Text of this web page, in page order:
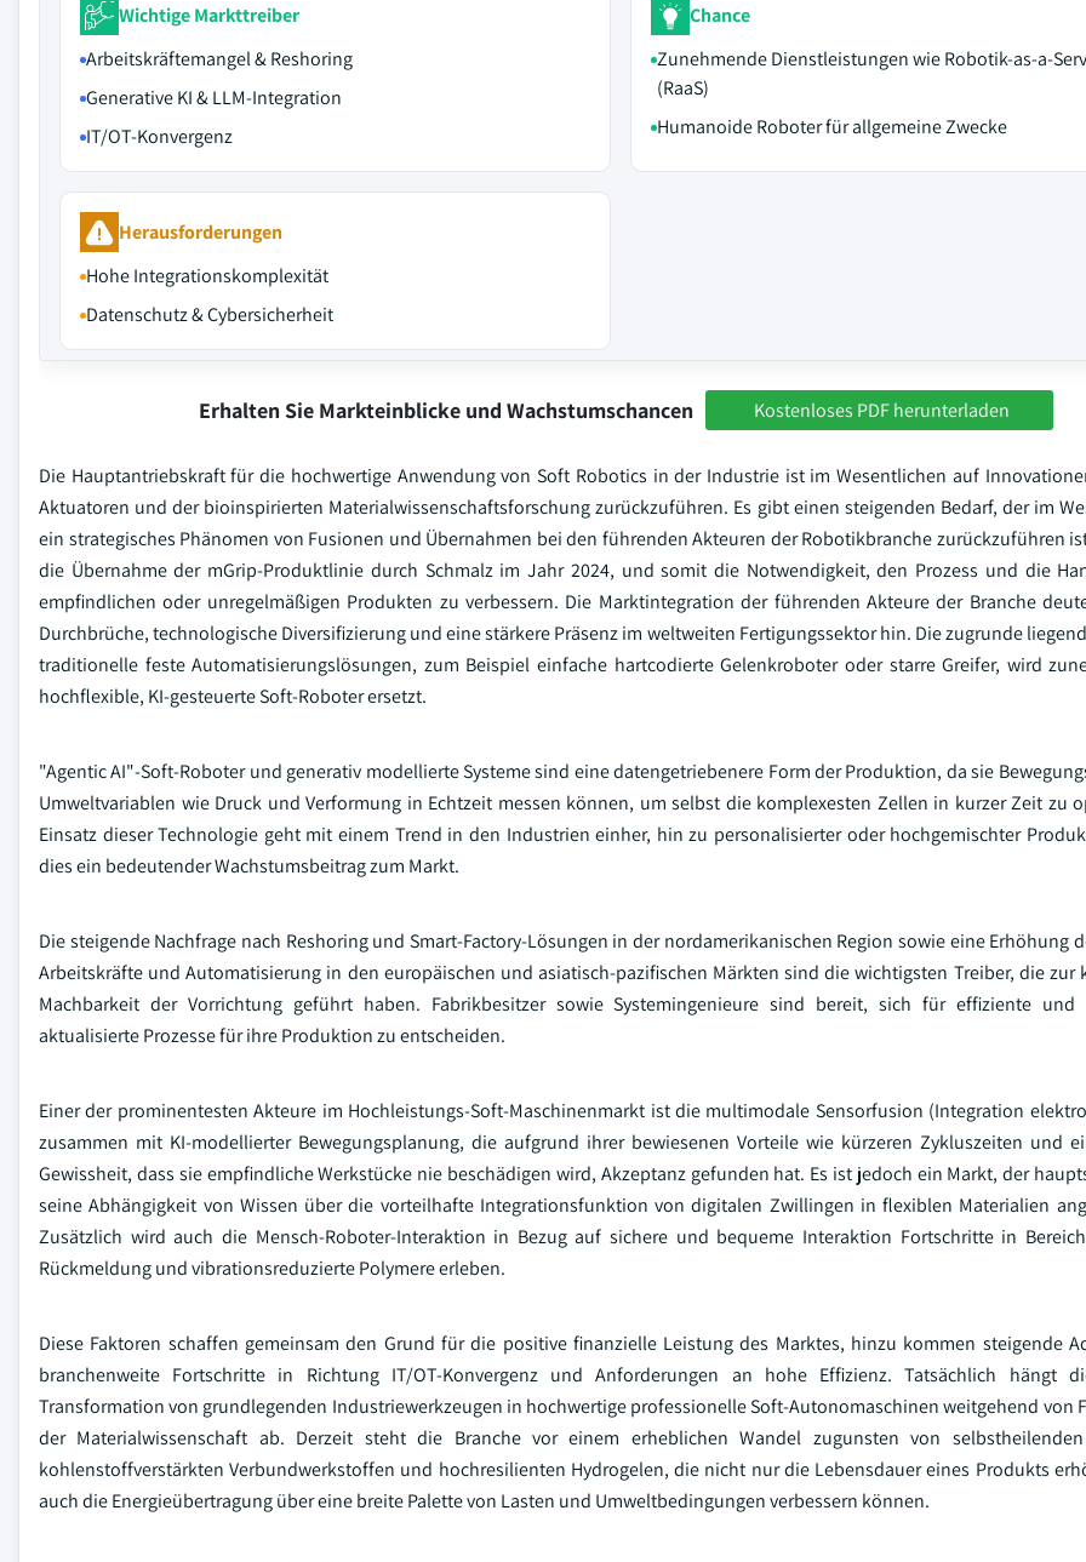
Wichtige Markttreiber
Arbeitskräftemangel & Reshoring
Generative KI & LLM-Integration
IT/OT-Konvergenz
Chance
Zunehmende Dienstleistungen wie Robotik-as-a-
(RaaS)
Humanoide Roboter für allgemeine Zwecke
Herausforderungen
Hohe Integrationskomplexität
Datenschutz & Cybersicherheit
Erhalten Sie Markteinblicke und Wachstumschancen Kostenloses PDF herunterladen
Die Hauptantriebskraft für die hochwertige Anwendung von Soft Robotics in der Industrie ist im Wesentlichen auf
Aktuatoren und der bioinspirierten Materialwissenschaftsforschung zurückzuführen. Es gibt einen steigenden Bedarf, der im
ein strategisches Phänomen von Fusionen und Übernahmen bei den führenden Akteuren der Robotikbranche zurückzuführen
die Übernahme der mGrip-Produktlinie durch Schmalz im Jahr 2024, und somit die Notwendigkeit, den Prozess und die
empfindlichen oder unregelmäßigen Produkten zu verbessern. Die Marktintegration der führenden Akteure der Branche
Durchbrüche, technologische Diversifizierung und eine stärkere Präsenz im weltweiten Fertigungssektor hin. Die zugrunde
traditionelle feste Automatisierungslösungen, zum Beispiel einfache hartcodierte Gelenkroboter oder starre Greifer, wird
hochflexible, KI-gesteuerte Soft-Roboter ersetzt.
"Agentic AI"-Soft-Roboter und generativ modellierte Systeme sind eine datengetriebenere Form der Produktion, da sie
Umweltvariablen wie Druck und Verformung in Echtzeit messen können, um selbst die komplexesten Zellen in kurzer Zeit zu
Einsatz dieser Technologie geht mit einem Trend in den Industrien einher, hin zu personalisierter oder hochgemischter
dies ein bedeutender Wachstumsbeitrag zum Markt.
Die steigende Nachfrage nach Reshoring und Smart-Factory-Lösungen in der nordamerikanischen Region sowie eine Erhöhung
Arbeitskräfte und Automatisierung in den europäischen und asiatisch-pazifischen Märkten sind die wichtigsten Treiber, die zur
Machbarkeit der Vorrichtung geführt haben. Fabrikbesitzer sowie Systemingenieure sind bereit, sich für effiziente und
aktualisierte Prozesse für ihre Produktion zu entscheiden.
Einer der prominentesten Akteure im Hochleistungs-Soft-Maschinenmarkt ist die multimodale Sensorfusion (Integration
zusammen mit KI-modellierter Bewegungsplanung, die aufgrund ihrer bewiesenen Vorteile wie kürzeren Zykluszeiten und
Gewissheit, dass sie empfindliche Werkstücke nie beschädigen wird, Akzeptanz gefunden hat. Es ist jedoch ein Markt, der
seine Abhängigkeit von Wissen über die vorteilhafte Integrationsfunktion von digitalen Zwillingen in flexiblen Materialien
Zusätzlich wird auch die Mensch-Roboter-Interaktion in Bezug auf sichere und bequeme Interaktion Fortschritte in
Rückmeldung und vibrationsreduzierte Polymere erleben.
Diese Faktoren schaffen gemeinsam den Grund für die positive finanzielle Leistung des Marktes, hinzu kommen steigende
branchenweite Fortschritte in Richtung IT/OT-Konvergenz und Anforderungen an hohe Effizienz. Tatsächlich hängt
Transformation von grundlegenden Industriewerkzeugen in hochwertige professionelle Soft-Autonomaschinen weitgehend von
der Materialwissenschaft ab. Derzeit steht die Branche vor einem erheblichen Wandel zugunsten von selbstheilenden
kohlenstoffverstärkten Verbundwerkstoffen und hochresilienten Hydrogelen, die nicht nur die Lebensdauer eines Produkts
auch die Energieübertragung über eine breite Palette von Lasten und Umweltbedingungen verbessern können.